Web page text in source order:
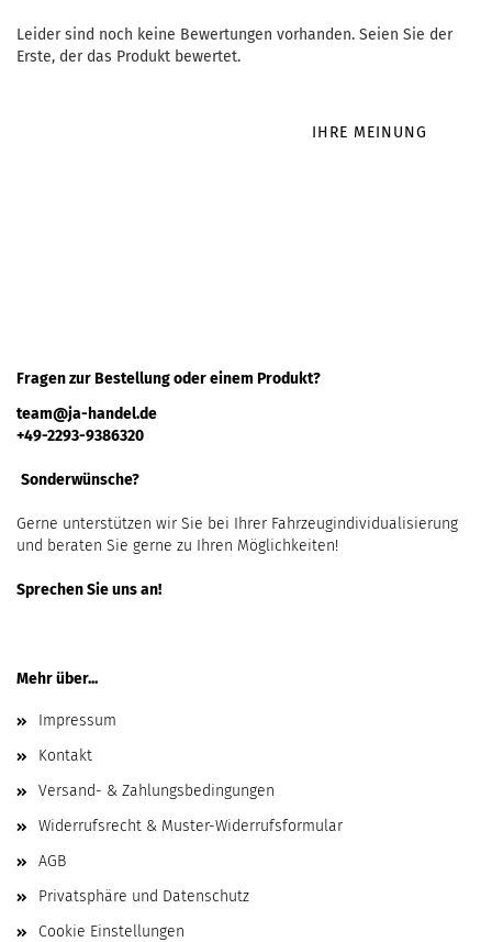
Leider sind noch keine Bewertungen vorhanden. Seien Sie der
Erste, der das Produkt bewertet.
IHRE MEINUNG
Fragen zur Bestellung oder einem Produkt?
team@ja-handel.de
+49-2293-9386320
Sonderwünsche?
Gerne unterstützen wir Sie bei Ihrer Fahrzeugindividualisierung
und beraten Sie gerne zu Ihren Möglichkeiten!
Sprechen Sie uns an!
Mehr über...
Impressum
Kontakt
Versand- & Zahlungsbedingungen
Widerrufsrecht & Muster-Widerrufsformular
AGB
Privatsphäre und Datenschutz
Cookie Einstellungen